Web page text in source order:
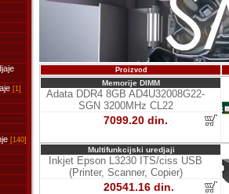
[1]
[140]
Proizvod
Memorije DIMM
Adata DDR4 8GB AD4U32008G22-
SGN 3200MHz CL22
7099.20 din.
Multifunkcijski uredjaji
Inkjet Epson L3230 ITS/ciss USB
(Printer, Scanner, Copier)
20541.16 din.